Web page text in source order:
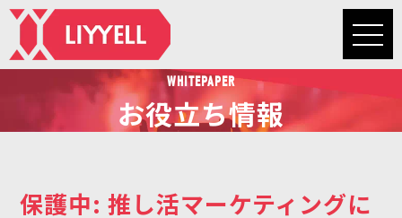
WHITEPAPER
お役立ち情報
保護中: 推し活マーケティングに